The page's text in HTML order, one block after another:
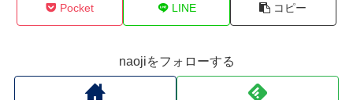
Pocket LINE コピー
naojiをフォローする